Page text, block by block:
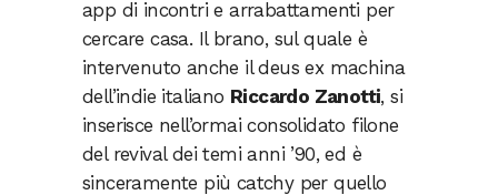
app di incontri e arrabattamenti per
cercare casa. Il brano, sul quale è
intervenuto anche il deus ex machina
dell’indie italiano Riccardo Zanotti, si
inserisce nell’ormai consolidato filone
del revival dei temi anni ’90, ed è
sinceramente più catchy per quello